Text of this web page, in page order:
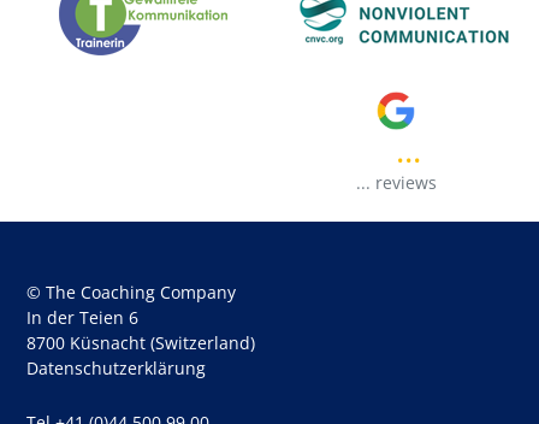
...
... reviews
© The Coaching Company
In der Teien 6
8700 Küsnacht (Switzerland)
Datenschutzerklärung